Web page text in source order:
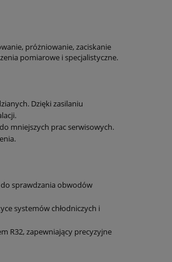
próżniowanie, zaciskanie
pomiarowe i specjalistyczne.
Dzięki zasilaniu
mniejszych prac serwisowych.
sprawdzania obwodów
systemów chłodniczych i
R32, zapewniający precyzyjne